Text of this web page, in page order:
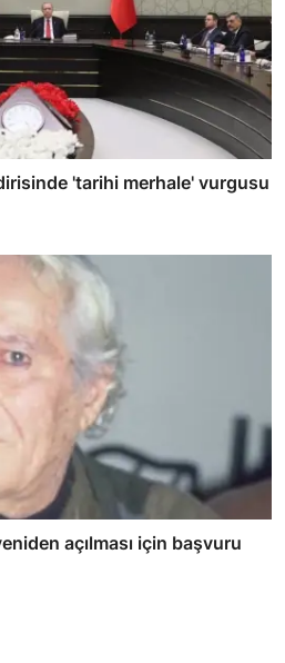
'tarihi merhale' vurgusu
açılması için başvuru